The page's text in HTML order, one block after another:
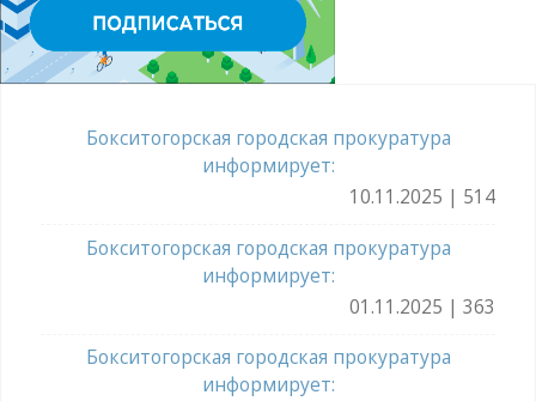
Бокситогорская городская прокуратура
информирует:
10.11.2025 | 514
Бокситогорская городская прокуратура
информирует:
01.11.2025 | 363
Бокситогорская городская прокуратура
информирует: